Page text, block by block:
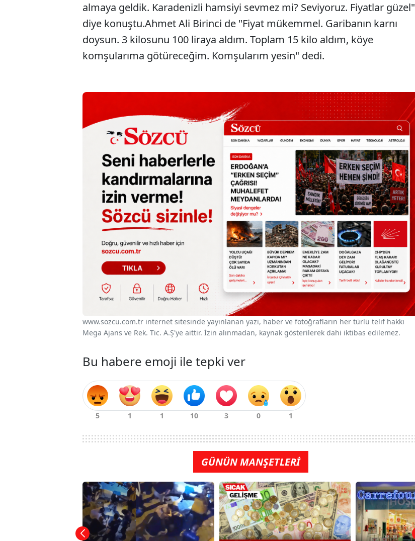
almaya geldik. Karadenizli hamsiyi sevmez mi? Seviyoruz. Fiyatlar güzel"
diye konuştu.Ahmet Ali Birinci de "Fiyat mükemmel. Garibanın karnı
doysun. 3 kilosunu 100 liraya aldım. Toplam 15 kilo aldım, köye
komşularıma götüreceğim. Komşularım yesin" dedi.
www.sozcu.com.tr internet sitesinde yayınlanan yazı, haber ve fotoğrafların her türlü telif hakkı
Mega Ajans ve Rek. Tic. A.Ş'ye aittir. İzin alınmadan, kaynak gösterilerek dahi iktibas edilemez.
Bu habere emoji ile tepki ver
GÜNÜN MANŞETLERİ